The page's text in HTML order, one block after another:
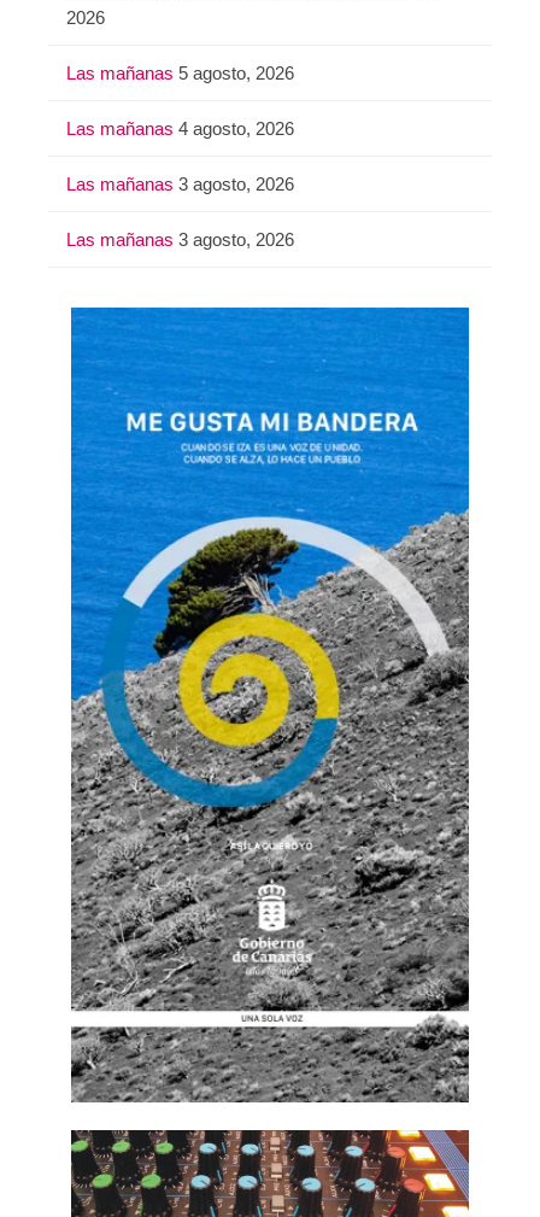
2026
Las mañanas 5 agosto, 2026
Las mañanas 4 agosto, 2026
Las mañanas 3 agosto, 2026
Las mañanas 3 agosto, 2026